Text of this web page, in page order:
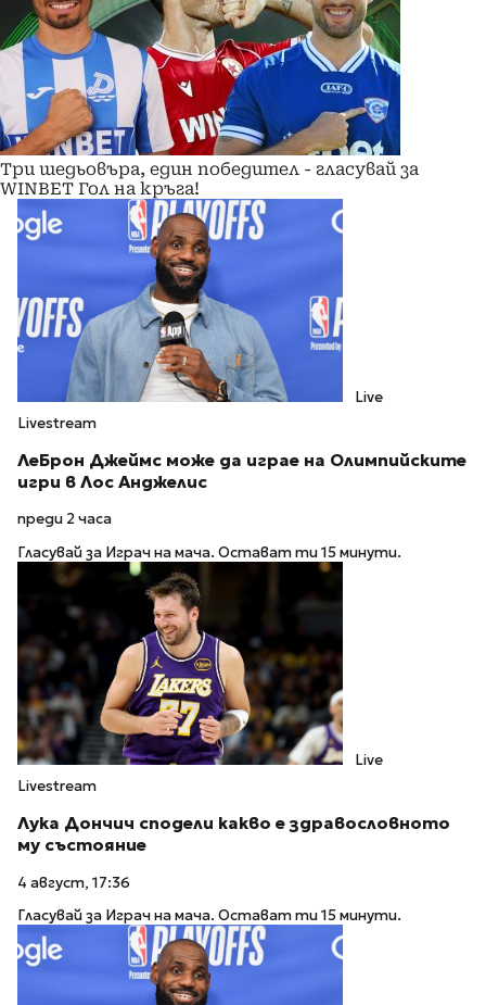
Три шедьовъра, един победител - гласувай за
WINBET Гол на кръга!
Live
Livestream
ЛеБрон Джеймс може да играе на Олимпийските
игри в Лос Анджелис
преди 2 часа
Гласувай за Играч на мача. Остават ти 15 минути.
Live
Livestream
Лука Дончич сподели какво е здравословното
му състояние
4 август, 17:36
Гласувай за Играч на мача. Остават ти 15 минути.